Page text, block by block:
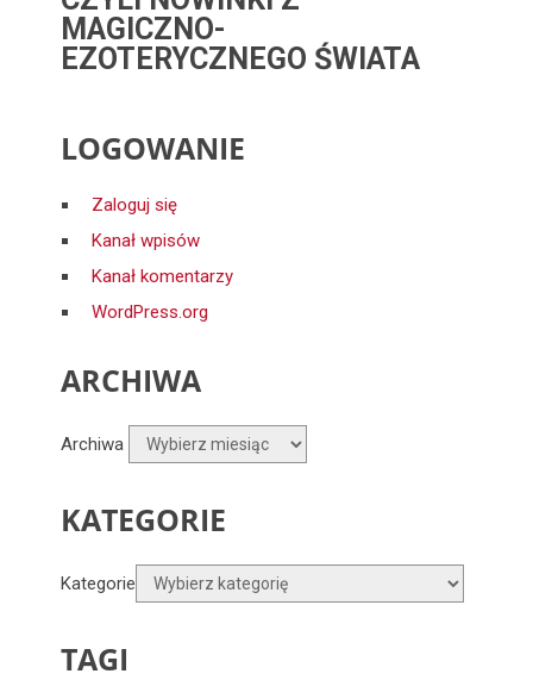
MAGICZNO-
EZOTERYCZNEGO ŚWIATA
LOGOWANIE
Zaloguj się
Kanał wpisów
Kanał komentarzy
WordPress.org
ARCHIWA
Archiwa
KATEGORIE
Kategorie
TAGI